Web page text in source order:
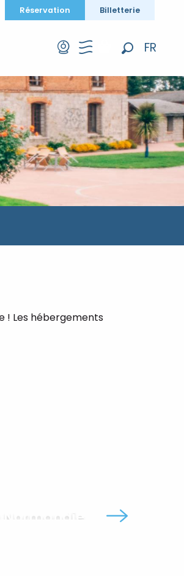
FR
DE
Réservation Billetterie
! Les hébergements
Normandie